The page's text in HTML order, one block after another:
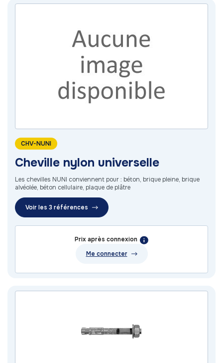
CHV-NUNI
Cheville nylon universelle
Les chevilles NUNI conviennent pour : béton, brique pleine, brique
alvéolée, béton cellulaire, plaque de plâtre
Voir les 3 références
Prix après connexion
Me connecter